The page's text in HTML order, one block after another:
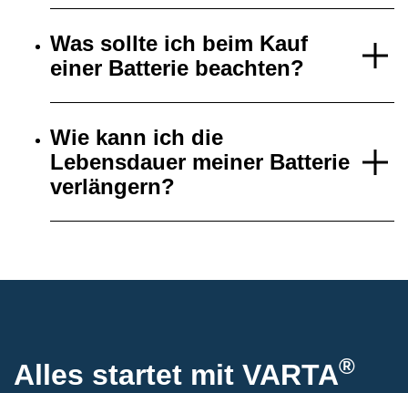
Was sollte ich beim Kauf
einer Batterie beachten?
Wie kann ich die
Lebensdauer meiner Batterie
verlängern?
Alles startet mit VARTA®